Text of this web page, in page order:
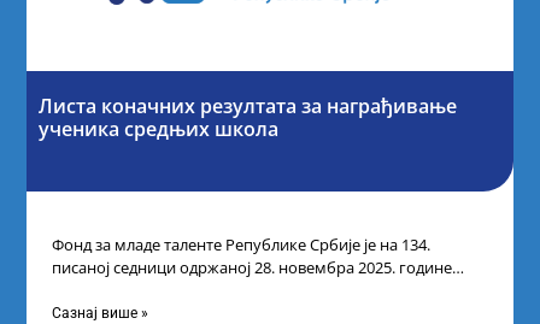
Листа коначних резултата за награђивање
ученика средњих школа
Фонд за младе таленте Републике Србије је на 134.
писаној седници одржаној 28. новембра 2025. године
Сазнај више »